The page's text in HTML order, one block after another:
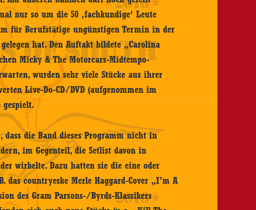
nur so um die 50 ‚fachkundige‘ Leute
für Berufstätige ungünstigen Termin in der
hat. Den Auftakt bildete „Carolina
Micky & The Motorcars-Midtempo-
wurden sehr viele Stücke aus ihrer
Live-Do-CD/DVD (aufgenommen im
gespielt.
dass die Band dieses Programm nicht in
im Gegenteil, die Setlist davon in
wirbelte. Dazu hatten sie die eine oder
das countryeske Merle Haggard-Cover „I’m A
des Gram Parsons-/Byrds-Klassikers